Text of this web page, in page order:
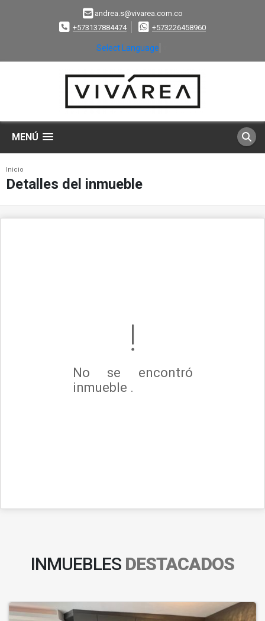
andrea.s@vivarea.com.co
+573137884474
+573226458960
Select Language
MENÚ
Inicio
Detalles del inmueble
No se encontró
inmueble .
INMUEBLES DESTACADOS